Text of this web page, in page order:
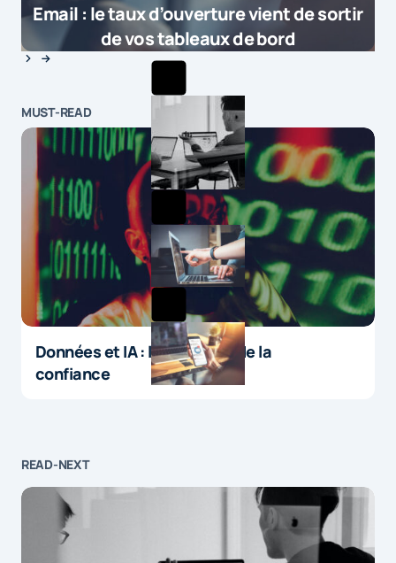
Email : le taux d’ouverture vient de sortir
de vos tableaux de bord
MUST-READ
Données et IA : le paradoxe de la
confiance
READ-NEXT